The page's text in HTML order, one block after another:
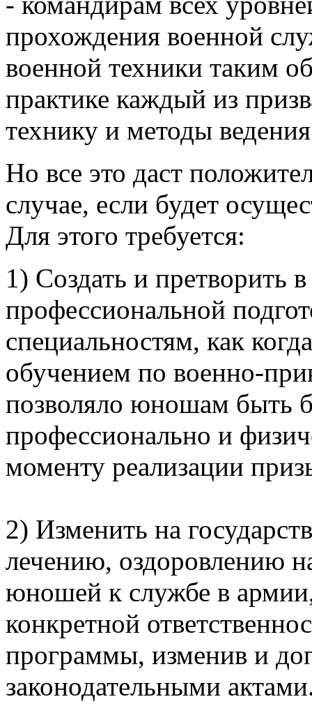
прохождения военной
военной техники таким
практике каждый из
технику и методы
Но все это даст
случае, если будет
Для этого требуется:
1) Создать и претворить
профессиональной
специальностям, как
обучением по военно-
позволяло юношам быть
профессионально и
моменту реализации
2) Изменить на
лечению, оздоровлению
юношей к службе в
конкретной
программы, изменив и
законодательными